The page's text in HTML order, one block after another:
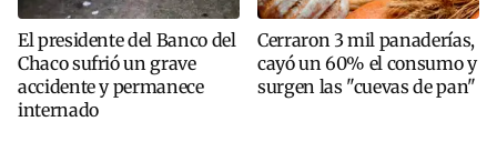
El presidente del Banco del
Chaco sufrió un grave
accidente y permanece
internado
Cerraron 3 mil panaderías,
cayó un 60% el consumo y
surgen las "cuevas de pan"